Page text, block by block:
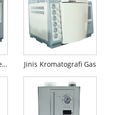
Kromatografi Gas Headspace Jinis Kromatografi Gas